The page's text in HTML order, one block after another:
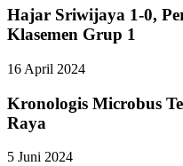
Hajar Sriwijaya 1-0,
Klasemen Grup 1
16 April 2024
Kronologis Microbus
Raya
5 Juni 2024